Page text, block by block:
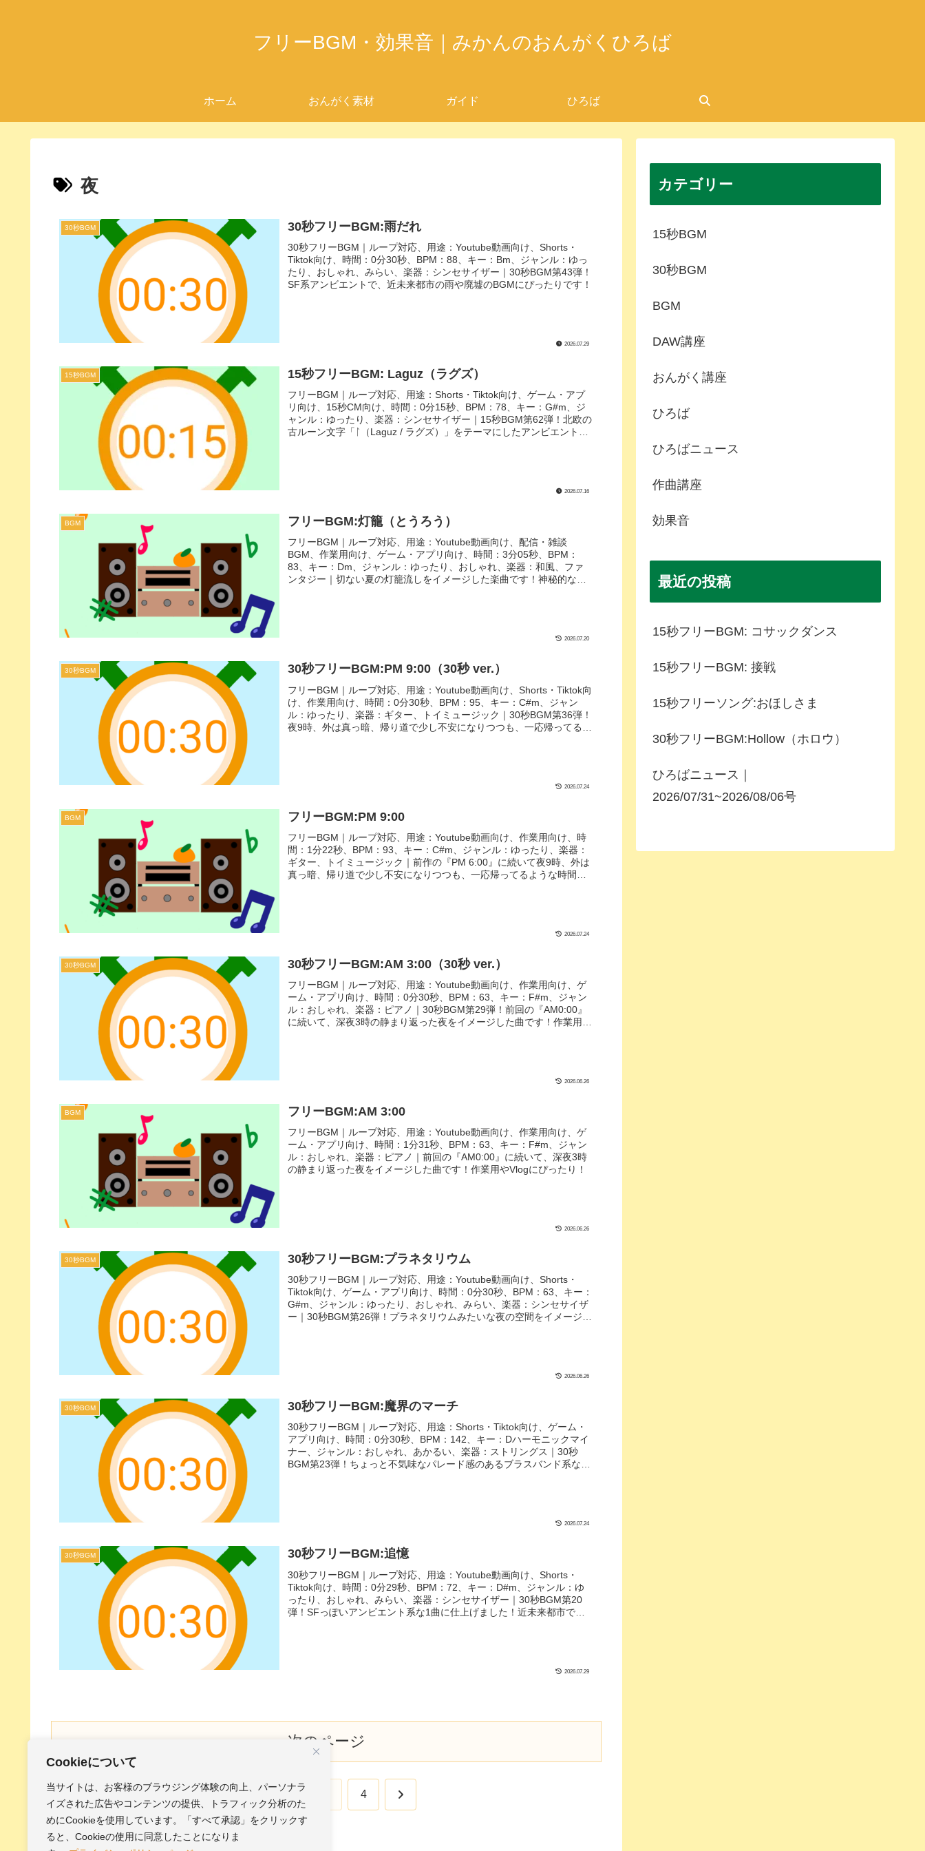
Cookieについて
当サイトは、お客様のブラウジング体験の向上、パーソナラ
イズされた広告やコンテンツの提供、トラフィック分析のた
めにCookieを使用しています。「すべて承認」をクリックす
ると、Cookieの使用に同意したことになりま
フリーBGM・効果音｜みかんのおんがくひろば
ホーム おんがく素材 ガイド ひろば
夜
30秒BGM 30秒フリーBGM:雨だれ
30秒フリーBGM｜ループ対応、用途：Youtube動画向け、Shorts・
Tiktok向け、時間：0分30秒、BPM：88、キー：Bm、ジャンル：ゆっ
たり、おしゃれ、みらい、楽器：シンセサイザー｜30秒BGM第43弾！
SF系アンビエントで、近未来都市の雨や廃墟のBGMにぴったりです！
2026.07.29
15秒BGM 15秒フリーBGM: Laguz（ラグズ）
フリーBGM｜ループ対応、用途：Shorts・Tiktok向け、ゲーム・アプ
リ向け、15秒CM向け、時間：0分15秒、BPM：78、キー：G#m、ジ
ャンル：ゆったり、楽器：シンセサイザー｜15秒BGM第62弾！北欧の
古ルーン文字「ᛚ（Laguz / ラグズ）」をテーマにしたアンビエント系
2026.07.16
BGM フリーBGM:灯籠（とうろう）
フリーBGM｜ループ対応、用途：Youtube動画向け、配信・雑談
BGM、作業用向け、ゲーム・アプリ向け、時間：3分05秒、BPM：
83、キー：Dm、ジャンル：ゆったり、おしゃれ、楽器：和風、ファ
ンタジー｜切ない夏の灯籠流しをイメージした楽曲です！神秘的なシ
2026.07.20
30秒BGM 30秒フリーBGM:PM 9:00（30秒 ver.）
フリーBGM｜ループ対応、用途：Youtube動画向け、Shorts・Tiktok向
け、作業用向け、時間：0分30秒、BPM：95、キー：C#m、ジャン
ル：ゆったり、楽器：ギター、トイミュージック｜30秒BGM第36弾！
夜9時、外は真っ暗、帰り道で少し不安になりつつも、一応帰ってるよ
2026.07.24
BGM フリーBGM:PM 9:00
フリーBGM｜ループ対応、用途：Youtube動画向け、作業用向け、時
間：1分22秒、BPM：93、キー：C#m、ジャンル：ゆったり、楽器：
ギター、トイミュージック｜前作の『PM 6:00』に続いて夜9時、外は
真っ暗、帰り道で少し不安になりつつも、一応帰ってるような時間を
2026.07.24
30秒BGM 30秒フリーBGM:AM 3:00（30秒 ver.）
フリーBGM｜ループ対応、用途：Youtube動画向け、作業用向け、ゲ
ーム・アプリ向け、時間：0分30秒、BPM：63、キー：F#m、ジャン
ル：おしゃれ、楽器：ピアノ｜30秒BGM第29弾！前回の『AM0:00』
に続いて、深夜3時の静まり返った夜をイメージした曲です！作業用や
2026.06.26
BGM フリーBGM:AM 3:00
フリーBGM｜ループ対応、用途：Youtube動画向け、作業用向け、ゲ
ーム・アプリ向け、時間：1分31秒、BPM：63、キー：F#m、ジャン
ル：おしゃれ、楽器：ピアノ｜前回の『AM0:00』に続いて、深夜3時
の静まり返った夜をイメージした曲です！作業用やVlogにぴったり！
2026.06.26
30秒BGM 30秒フリーBGM:プラネタリウム
30秒フリーBGM｜ループ対応、用途：Youtube動画向け、Shorts・
Tiktok向け、ゲーム・アプリ向け、時間：0分30秒、BPM：63、キー：
G#m、ジャンル：ゆったり、おしゃれ、みらい、楽器：シンセサイザ
ー｜30秒BGM第26弾！プラネタリウムみたいな夜の空間をイメージし
2026.06.26
30秒BGM 30秒フリーBGM:魔界のマーチ
30秒フリーBGM｜ループ対応、用途：Shorts・Tiktok向け、ゲーム・
アプリ向け、時間：0分30秒、BPM：142、キー：Dハーモニックマイ
ナー、ジャンル：おしゃれ、あかるい、楽器：ストリングス｜30秒
BGM第23弾！ちょっと不気味なパレード感のあるブラスバンド系な1
2026.07.24
30秒BGM 30秒フリーBGM:追憶
30秒フリーBGM｜ループ対応、用途：Youtube動画向け、Shorts・
Tiktok向け、時間：0分29秒、BPM：72、キー：D#m、ジャンル：ゆ
ったり、おしゃれ、みらい、楽器：シンセサイザー｜30秒BGM第20
弾！SFっぽいアンビエント系な1曲に仕上げました！近未来都市で雨
2026.07.29
次のページ
1 2 4 次
カテゴリー
15秒BGM
30秒BGM
BGM
DAW講座
おんがく講座
ひろば
ひろばニュース
作曲講座
効果音
最近の投稿
15秒フリーBGM: コサックダンス
15秒フリーBGM: 接戦
15秒フリーソング:おほしさま
30秒フリーBGM:Hollow（ホロウ）
ひろばニュース｜
2026/07/31~2026/08/06号